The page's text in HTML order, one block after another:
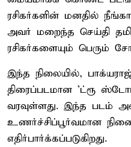
ரசிகர்களின் மனதில்
அவர் மறைந்த செய்தி
ரசிகர்களையும் பெரும்
இந்த நிலையில்,
திரைப்படமான 'ட்ரூ
வரவுள்ளது. இந்த படம்
உணர்ச்சிப்பூர்வமான
எதிர்பார்க்கப்படுகிறது.